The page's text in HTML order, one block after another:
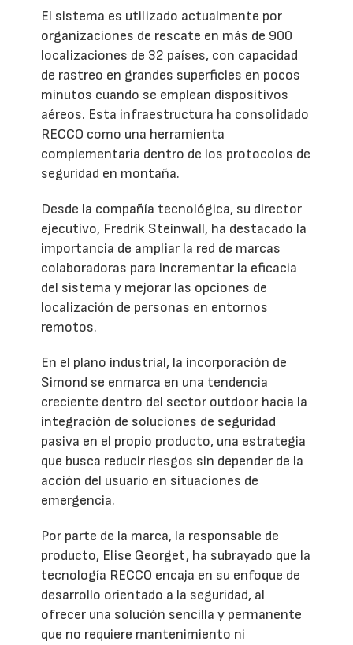
El sistema es utilizado actualmente por
organizaciones de rescate en más de 900
localizaciones de 32 países, con capacidad
de rastreo en grandes superficies en pocos
minutos cuando se emplean dispositivos
aéreos. Esta infraestructura ha consolidado
RECCO como una herramienta
complementaria dentro de los protocolos de
seguridad en montaña.
Desde la compañía tecnológica, su director
ejecutivo, Fredrik Steinwall, ha destacado la
importancia de ampliar la red de marcas
colaboradoras para incrementar la eficacia
del sistema y mejorar las opciones de
localización de personas en entornos
remotos.
En el plano industrial, la incorporación de
Simond se enmarca en una tendencia
creciente dentro del sector outdoor hacia la
integración de soluciones de seguridad
pasiva en el propio producto, una estrategia
que busca reducir riesgos sin depender de la
acción del usuario en situaciones de
emergencia.
Por parte de la marca, la responsable de
producto, Elise Georget, ha subrayado que la
tecnología RECCO encaja en su enfoque de
desarrollo orientado a la seguridad, al
ofrecer una solución sencilla y permanente
que no requiere mantenimiento ni